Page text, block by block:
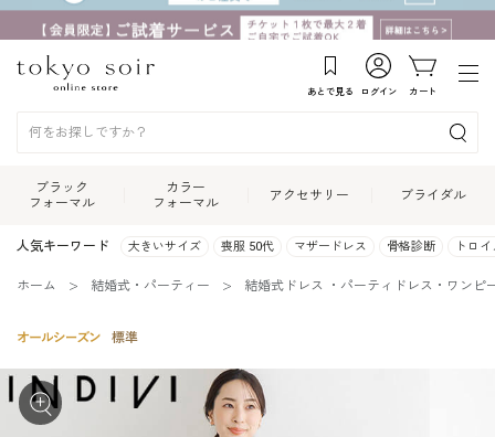
あとで見る ログイン カート
ブラック
フォーマル
カラー
フォーマル
アクセサリー ブライダル
人気キーワード 大きいサイズ 喪服 50代 マザードレス 骨格診断 トロ
ホーム 結婚式・パーティー 結婚式ドレス ・パーティドレス・ワンピ